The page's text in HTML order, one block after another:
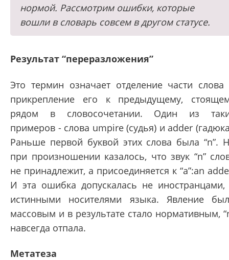
нормой. Рассмотрим ошибки, которые
вошли в словарь совсем в другом статусе.
Результат “переразложения”
Это термин означает отделение части слова
прикрепление его к предыдущему,
рядом в словосочетании. Один из
примеров - слова umpire (судья) и adder
Раньше первой буквой этих слова была “n”.
при произношении казалось, что звук “n”
не принадлежит, а присоединяется к “a”:an
И эта ошибка допускалась не иностранцами,
истинными носителями языка. Явление
массовым и в результате стало нормативным,
навсегда отпала.
Метатеза